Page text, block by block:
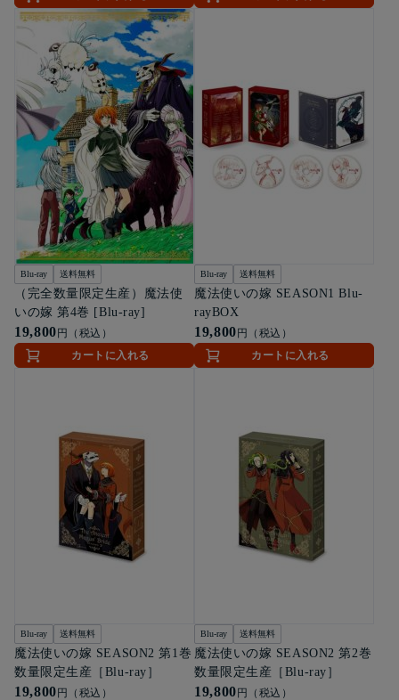
Blu-ray 送料無料
（完全数量限定生産）魔法使
いの嫁 第4巻 [Blu-ray]
19,800 円（税込）
カートに入れる
Blu-ray 送料無料
魔法使いの嫁 SEASON1 Blu-
rayBOX
19,800 円（税込）
カートに入れる
Blu-ray 送料無料
魔法使いの嫁 SEASON2 第1巻
数量限定生産［Blu-ray］
19,800 円（税込）
Blu-ray 送料無料
魔法使いの嫁 SEASON2 第2巻
数量限定生産［Blu-ray］
19,800 円（税込）